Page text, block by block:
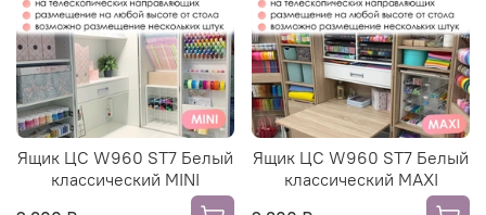
Ящик ЦС W960 ST7 Белый
классический MINI
Ящик ЦС W960 ST7 Белый
классический MAXI